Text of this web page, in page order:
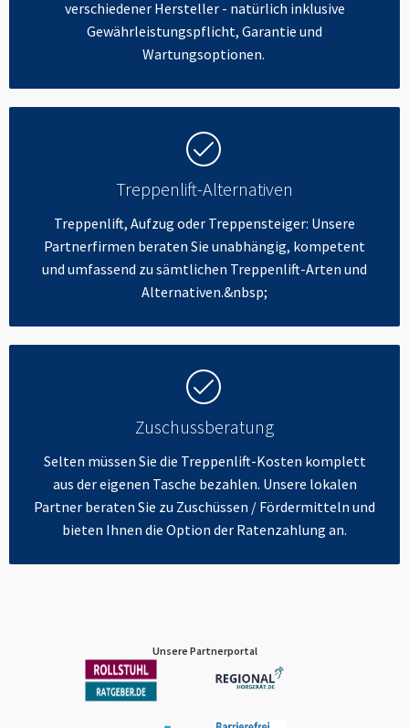
verschiedener Hersteller - natürlich inklusive
Gewährleistungspflicht, Garantie und
Wartungsoptionen.
Treppenlift-Alternativen
Treppenlift, Aufzug oder Treppensteiger: Unsere
Partnerfirmen beraten Sie unabhängig, kompetent
und umfassend zu sämtlichen Treppenlift-Arten und
Alternativen.&nbsp;
Zuschussberatung
Selten müssen Sie die Treppenlift-Kosten komplett
aus der eigenen Tasche bezahlen. Unsere lokalen
Partner beraten Sie zu Zuschüssen / Fördermitteln und
bieten Ihnen die Option der Ratenzahlung an.
Unsere Partnerportal